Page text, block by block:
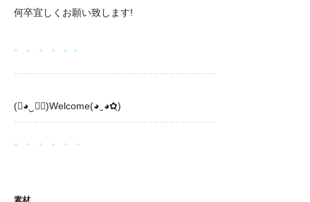
何卒宜しくお願い致します!
。 。 。 。 。。
………………………………………………………
(❀◕‿◕ฺ)Welcome(◕‿◕✿ฺ)
………………………………………………………
。 。 。 。 。 。
素材